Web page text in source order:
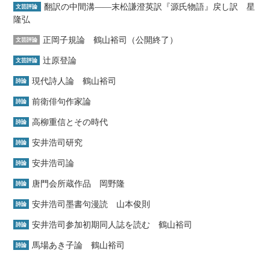
文芸評論
翻訳の中間溝――末松謙澄英訳『源氏物語』戻し訳 星
隆弘
文芸評論 正岡子規論 鶴山裕司（公開終了）
文芸評論 辻原登論
詩論 現代詩人論 鶴山裕司
詩論 前衛俳句作家論
詩論 高柳重信とその時代
詩論 安井浩司研究
詩論 安井浩司論
詩論 唐門会所蔵作品 岡野隆
詩論 安井浩司墨書句漫読 山本俊則
詩論 安井浩司参加初期同人誌を読む 鶴山裕司
詩論 馬場あき子論 鶴山裕司